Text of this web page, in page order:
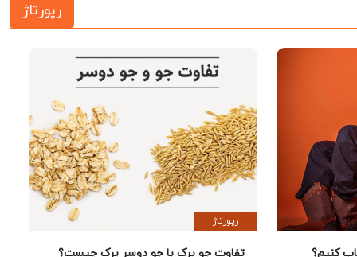
رپورتاژ
کنیم؟
رپورتاژ
تفاوت جو پرک با جو دوسر پرک چیست؟